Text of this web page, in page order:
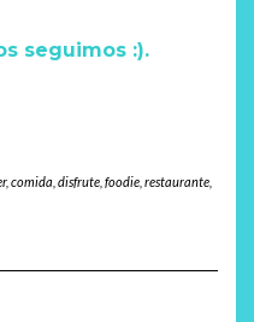
seguimos :).
, comida disfrute, foodie, restaurante,